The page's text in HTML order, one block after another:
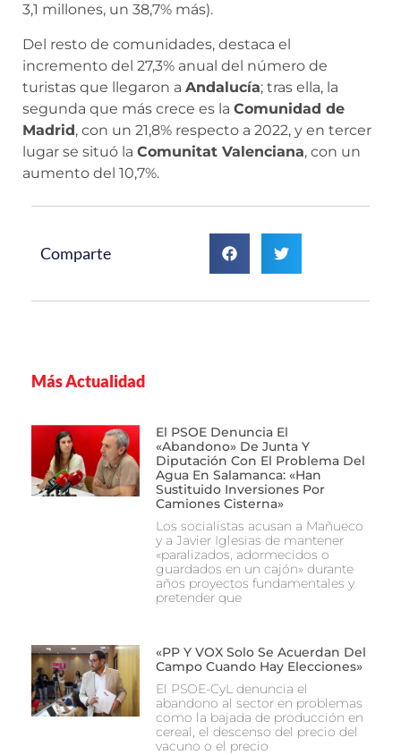
3,1 millones, un 38,7% más).
Del resto de comunidades, destaca el
incremento del 27,3% anual del número de
turistas que llegaron a Andalucía; tras ella, la
segunda que más crece es la Comunidad de
Madrid, con un 21,8% respecto a 2022, y en tercer
lugar se situó la Comunitat Valenciana, con un
aumento del 10,7%.
Comparte
Más Actualidad
El PSOE Denuncia El
«abandono» De Junta Y
Diputación Con El Problema Del
Agua En Salamanca: «Han
Sustituido Inversiones Por
Camiones Cisterna»
Los socialistas acusan a Mañueco
y a Javier Iglesias de mantener
«paralizados, adormecidos o
guardados en un cajón» durante
años proyectos fundamentales y
pretender que
«PP Y VOX Solo Se Acuerdan Del
Campo Cuando Hay Elecciones»
El PSOE-CyL denuncia el
abandono al sector en problemas
como la bajada de producción en
cereal, el descenso del precio del
vacuno o el precio